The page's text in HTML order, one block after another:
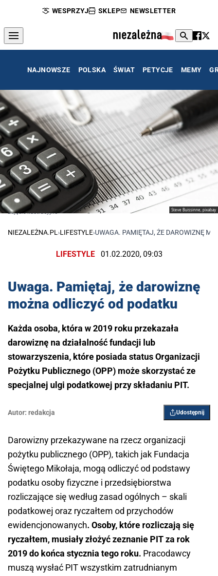
WESPRZYJ SKLEP NEWSLETTER
NAJNOWSZE POLSKA ŚWIAT PETYCJE MEMY
Steve Buissinne, pixabay
zdjęcie ilustracyjne
NIEZALEŻNA.PL›LIFESTYLE›UWAGA. PAMIĘTAJ, ŻE DAROWIZNĘ
LIFESTYLE 01.02.2020, 09:03
Uwaga. Pamiętaj, że darowiznę
można odliczyć od podatku
Każda osoba, która w 2019 roku przekazała
darowiznę na działalność fundacji lub
stowarzyszenia, które posiada status Organizacji
Pożytku Publicznego (OPP) może skorzystać ze
specjalnej ulgi podatkowej przy składaniu PIT.
Autor: redakcja Udostępnij
Darowizny przekazywane na rzecz organizacji
pożytku publicznego (OPP), takich jak Fundacja
Świętego Mikołaja, mogą odliczyć od podstawy
podatku osoby fizyczne i przedsiębiorstwa
rozliczające się według zasad ogólnych – skali
podatkowej oraz ryczałtem od przychodów
ewidencjonowanych. Osoby, które rozliczają się
ryczałtem, musiały złożyć zeznanie PIT za rok
2019 do końca stycznia tego roku. Pracodawcy
muszą wysłać PIT wszystkim zatrudnianym